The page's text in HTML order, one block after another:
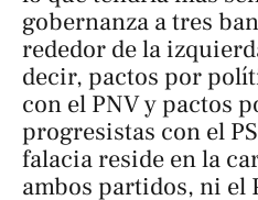
gobernanza a tres
rededor de la
decir, pactos por
con el PNV y pactos
progresistas con el
falacia reside en la
ambos partidos, ni el